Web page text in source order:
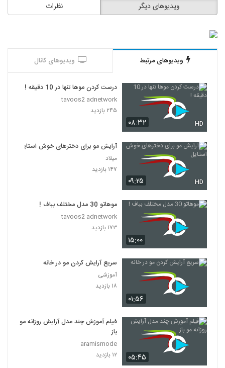
نظرات ویدیوهای دیگر
ویدیوهای مرتبط ویدیوهای کانال
۰۸:۳۲ HD
درست کردن موها تنها در 10 دقیقه !
tavoos2 adnetwork
۲۴۵ بازدید
۰۹:۲۵ HD
آرایش مو برای دخترهای خوش استایل
میلاد
۱۴۷ بازدید
۱۵:۰۰
موهاتو 30 مدل مختلف بباف !
tavoos2 adnetwork
۱۷۳ بازدید
۰۱:۵۶
سریع آرایش کردن مو در خانه
آموزشی
۱۸ بازدید
۰۵:۴۵
فیلم آموزش چند مدل آرایش روزانه مو
باز
aramismode
۱۲ بازدید